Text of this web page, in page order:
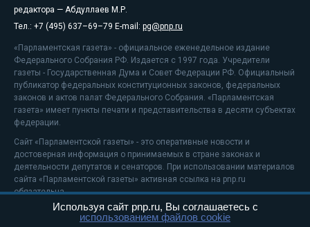
редактора — Абдуллаев М.Р.
Тел.: +7 (495) 637–69–79 E-mail: pg@pnp.ru
«Парламентская газета» - официальное еженедельное издание
Федерального Собрания РФ. Издается с 1997 года. Учредители
газеты - Государственная Дума и Совет Федерации РФ. Официальный
публикатор федеральных конституционных законов, федеральных
законов и актов палат Федерального Собрания. «Парламентская
газета» имеет пункты печати и представительства в десяти субъектах
федерации.
Сайт «Парламентской газеты» - это оперативные новости и
достоверная информация о принимаемых в стране законах и
деятельности депутатов и сенаторов. При использовании материалов
сайта «Парламентской газеты» активная ссылка на pnp.ru
обязательна.
На информационном ресурсе применяютсярекомендательные
Используя сайт pnp.ru, Вы соглашаетесь с
использованием файлов cookie